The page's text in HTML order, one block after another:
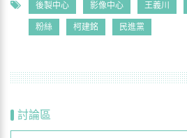
後製中心 影像中心 王義川
粉絲 柯建銘 民進黨
討論區